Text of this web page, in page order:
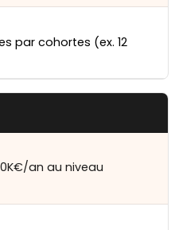
par cohortes (ex. 12
an au niveau